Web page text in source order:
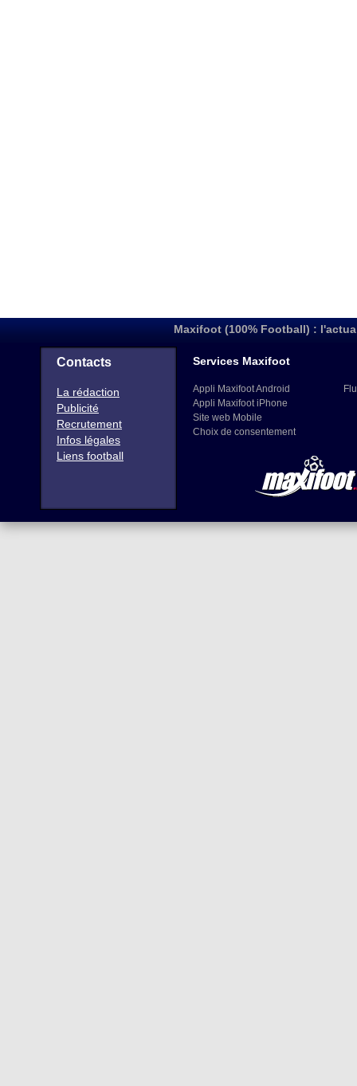
Maxifoot (100% Football) :
Contacts
La rédaction
Publicité
Recrutement
Infos légales
Liens football
Services Maxifoot
Appli Maxifoot Android
Appli Maxifoot iPhone
Site web Mobile
Choix de consentement